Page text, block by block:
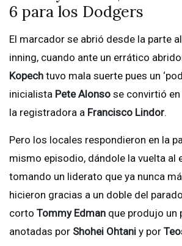
6 para los Dodgers
El marcador se abrió desde la parte
inning, cuando ante un errático
Kopech tuvo mala suerte pues un
inicialista Pete Alonso se convirtió
la registradora a Francisco Lindor.
Pero los locales respondieron en la
mismo episodio, dándole la vuelta al
tomando un liderato que ya nunca
hicieron gracias a un doble del
corto Tommy Edman que produjo un
anotadas por Shohei Ohtani y por